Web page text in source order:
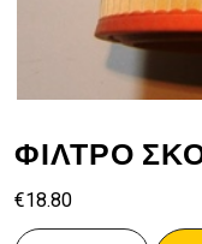
ΦΙΛΤΡΟ
€18.80